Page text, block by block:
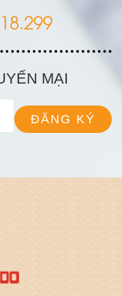
MẠI
ĐĂNG KÝ